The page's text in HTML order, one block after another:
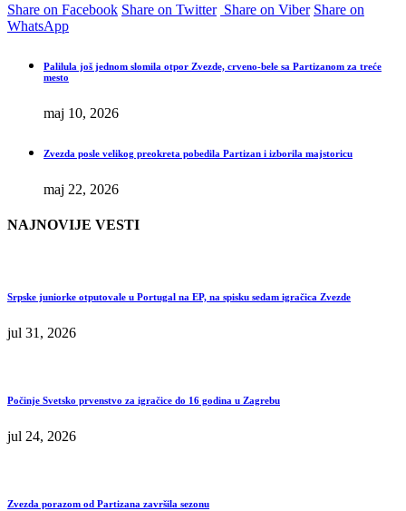
Share on Facebook Share on Twitter Share on Viber Share on
WhatsApp
Palilula još jednom slomila otpor Zvezde, crveno-bele sa Partizanom za treće
mesto
maj 10, 2026
Zvezda posle velikog preokreta pobedila Partizan i izborila majstoricu
maj 22, 2026
NAJNOVIJE VESTI
Srpske juniorke otputovale u Portugal na EP, na spisku sedam igračica Zvezde
jul 31, 2026
Počinje Svetsko prvenstvo za igračice do 16 godina u Zagrebu
jul 24, 2026
Zvezda porazom od Partizana završila sezonu